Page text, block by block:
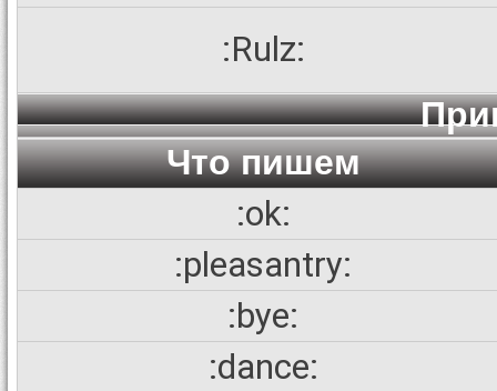
:Rulz:
Что пишем
:ok:
:pleasantry:
:bye:
:dance: